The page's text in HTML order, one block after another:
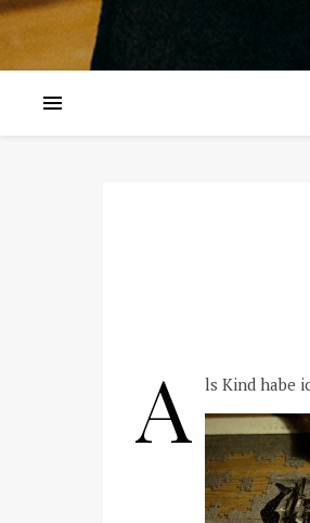
A ls Kind habe